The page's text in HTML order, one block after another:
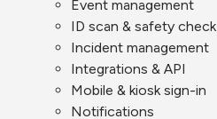
Event management
ID scan & safety check
Incident management
Integrations & API
Mobile & kiosk sign-in
Notifications